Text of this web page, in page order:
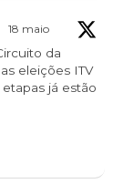
18 maio
da
eleições ITV
já estão